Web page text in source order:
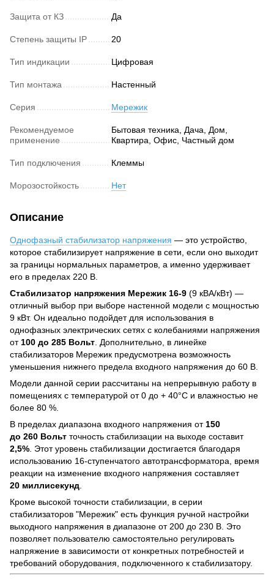
Защита от КЗ Да
Степень защиты IP 20
Тип индикации Цифровая
Тип монтажа Настенный
Серия Мережик
Рекомендуемое
применение
Бытовая техника, Дача, Дом,
Квартира, Офис, Частный дом
Тип подключения Клеммы
Морозостойкость Нет
Описание
Однофазный стабилизатор напряжения — это устройство,
которое стабилизирует напряжение в сети, если оно выходит
за границы нормальных параметров, а именно удерживает
его в пределах 220 В.
Стабилизатор напряжения Мережик 16-9 (9 кВА/кВт) —
отличный выбор при выборе настенной модели с мощностью
9 кВт. Он идеально подойдет для использования в
однофазных электрических сетях с колебаниями напряжения
от 100 до 285 Вольт . Дополнительно, в линейке
стабилизаторов Мережик предусмотрена возможность
уменьшения нижнего предела входного напряжения до 60 В.
Модели данной серии рассчитаны на непрерывную работу в
помещениях с температурой от 0 до + 40°С и влажностью не
более 80 %.
В пределах диапазона входного напряжения от 150
до 260 Вольт точность стабилизации на выходе составит
2,5% . Этот уровень стабилизации достигается благодаря
использованию 16-ступенчатого автотрансформатора, время
реакции на изменение входного напряжения составляет
20 миллисекунд
Кроме высокой точности стабилизации, в серии
стабилизаторов "Мережик" есть функция ручной настройки
выходного напряжения в диапазоне от 200 до 230 В. Это
позволяет пользователю самостоятельно регулировать
напряжение в зависимости от конкретных потребностей и
требований оборудования, подключенного к стабилизатору.